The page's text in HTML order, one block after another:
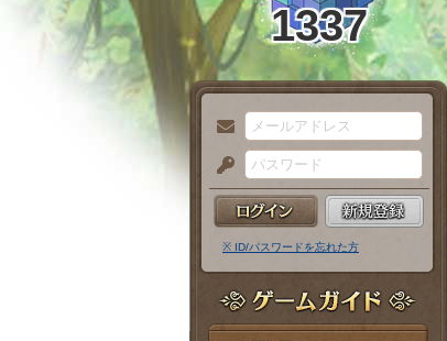
1337
メ
ー
ル
ア
ド
レ
パ
ス
ー
ド
※ ID/パスワードを忘れた方